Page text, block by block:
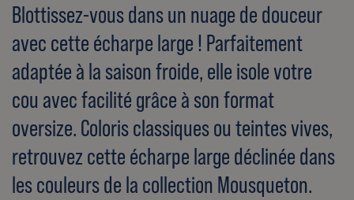
Blottissez-vous dans un nuage de douceur
avec cette écharpe large ! Parfaitement
adaptée à la saison froide, elle isole votre
cou avec facilité grâce à son format
oversize. Coloris classiques ou teintes vives,
retrouvez cette écharpe large déclinée dans
les couleurs de la collection Mousqueton.